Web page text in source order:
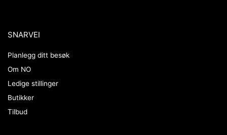
SNARVEI
Planlegg ditt besøk
Om NO
Ledige stillinger
Butikker
Tilbud